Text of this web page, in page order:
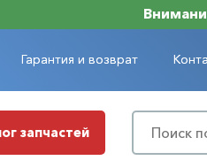
Гарантия и возврат
запчастей